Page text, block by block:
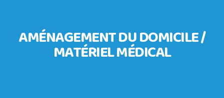
AMÉNAGEMENT DU DOMICILE /
MATÉRIEL MÉDICAL